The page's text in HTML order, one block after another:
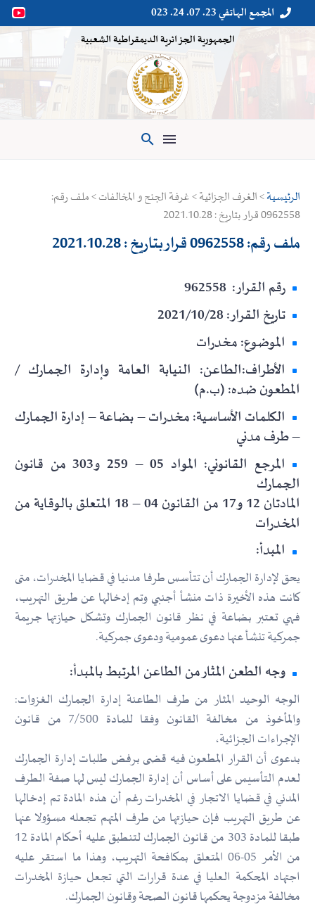

 المجمع الهاتفي 23. 07. 24. 023
الجمهورية الجزائرية الديمقراطية الشعبية

الرئيسية> الغرف الجزائية > غرفة الجنح و المخالفات > ملف رقم:
0962558 قرار بتاريخ : 2021.10.28
ملف رقم: 0962558 قرار بتاريخ : 2021.10.28
رقم القرار: 962558
تاريخ القرار: 2021/10/28
الموضوع: مخدرات
الأطراف:الطاعن: النيابة العامة وإدارة الجمارك /
المطعون ضده: (ب.م)
الكلمات الأساسية: مخدرات – بضاعة – إدارة الجمارك
– طرف مدني
المرجع القانوني: المواد 05 – 259 و303 من قانون
الجمارك
المادتان 12 و17 من القانون 04 – 18 المتعلق بالوقاية من
المخدرات
المبدأ:
يحق لإدارة الجمارك أن تتأسس طرفا مدنيا في قضايا المخدرات، متى
كانت هذه الأخيرة ذات منشأ أجنبي وتم إدخالها عن طريق التهريب،
فهي تعتبر بضاعة في نظر قانون الجمارك وتشكل حيازتها جريمة
جمركية تنشأ عنها دعوى عمومية ودعوى جمركية.
وجه الطعن المثار من الطاعن المرتبط بالمبدأ:
الوجه الوحيد المثار من طرف الطاعنة إدارة الجمارك الغزوات:
والمأخوذ من مخالفة القانون وفقا للمادة 7/500 من قانون
الإجراءات الجزائية،
بدعوى أن القرار المطعون فيه قضى برفض طلبات إدارة الجمارك
لعدم التأسيس على أساس أن إدارة الجمارك ليس لها صفة الطرف
المدني في قضايا الاتجار في المخدرات رغم أن هذه المادة تم إدخالها
عن طريق التهريب فإن حيازتها من طرف المتهم تجعله مسؤولا عنها
طبقا للمادة 303 من قانون الجمارك لتنطبق عليه أحكام المادة 12
من الأمر 05-06 المتعلق بمكافحة التهريب، وهذا ما استقر عليه
اجتهاد المحكمة العليا في عدة قرارات التي تجعل حيازة المخدرات
مخالفة مزدوجة يحكمها قانون الصحة وقانون الجمارك.